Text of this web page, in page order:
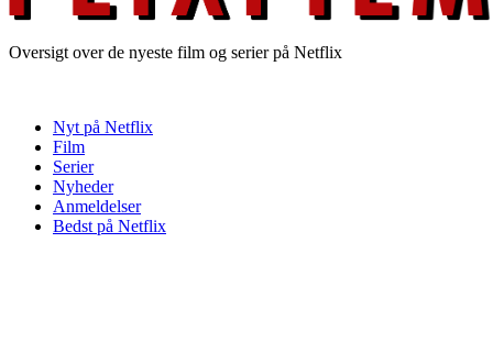
Oversigt over de nyeste film og serier på Netflix
Nyt på Netflix
Film
Serier
Nyheder
Anmeldelser
Bedst på Netflix